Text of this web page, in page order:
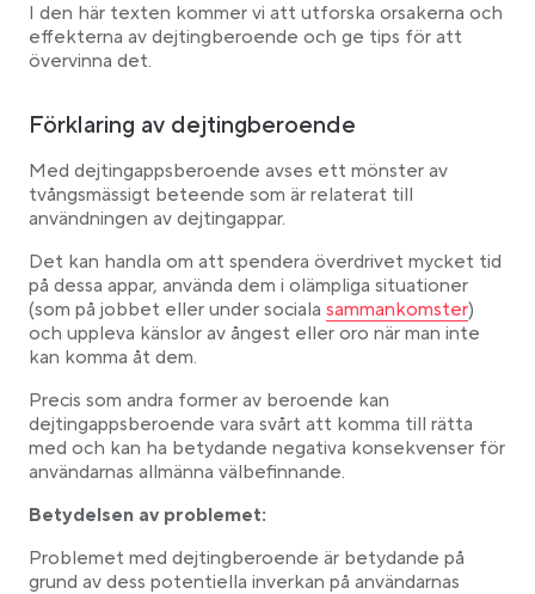
I den här texten kommer vi att utforska orsakerna och
effekterna av dejtingberoende och ge tips för att
övervinna det.
Förklaring av dejtingberoende
Med dejtingappsberoende avses ett mönster av
tvångsmässigt beteende som är relaterat till
användningen av dejtingappar.
Det kan handla om att spendera överdrivet mycket tid
på dessa appar, använda dem i olämpliga situationer
(som på jobbet eller under sociala Link opens in a new tab
sammankomster)
och uppleva känslor av ångest eller oro när man inte
kan komma åt dem.
Precis som andra former av beroende kan
dejtingappsberoende vara svårt att komma till rätta
med och kan ha betydande negativa konsekvenser för
användarnas allmänna välbefinnande.
Betydelsen av problemet:
Problemet med dejtingberoende är betydande på
grund av dess potentiella inverkan på användarnas